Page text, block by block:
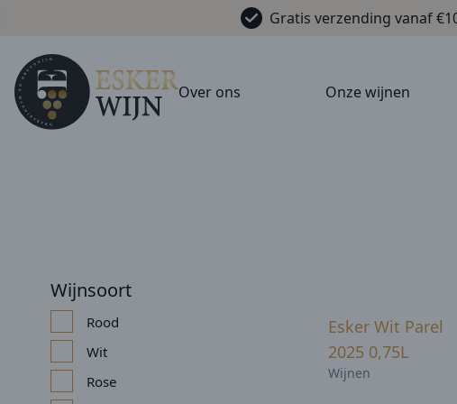
Gratis verzending vanaf
Over ons Onze wijnen
Wijnsoort
Rood
Wit
Rose
Shop
nu
Esker Wit Parel
2025 0,75L
Wijnen